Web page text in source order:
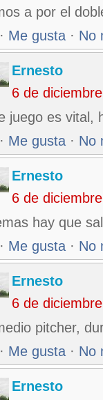
a por el
· Me gusta · No
Ernesto
6 de
juego es vital,
· Me gusta · No
Ernesto
6 de
hay que
· Me gusta · No
Ernesto
6 de
pitcher,
· Me gusta · No
Ernesto